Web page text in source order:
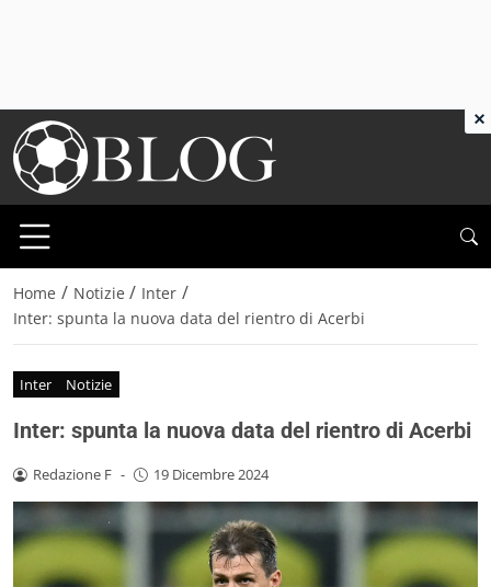
Home / Notizie / Inter /
Inter: spunta la nuova data del rientro di Acerbi
Inter Notizie
Inter: spunta la nuova data del rientro di Acerbi
Redazione F - 19 Dicembre 2024
×